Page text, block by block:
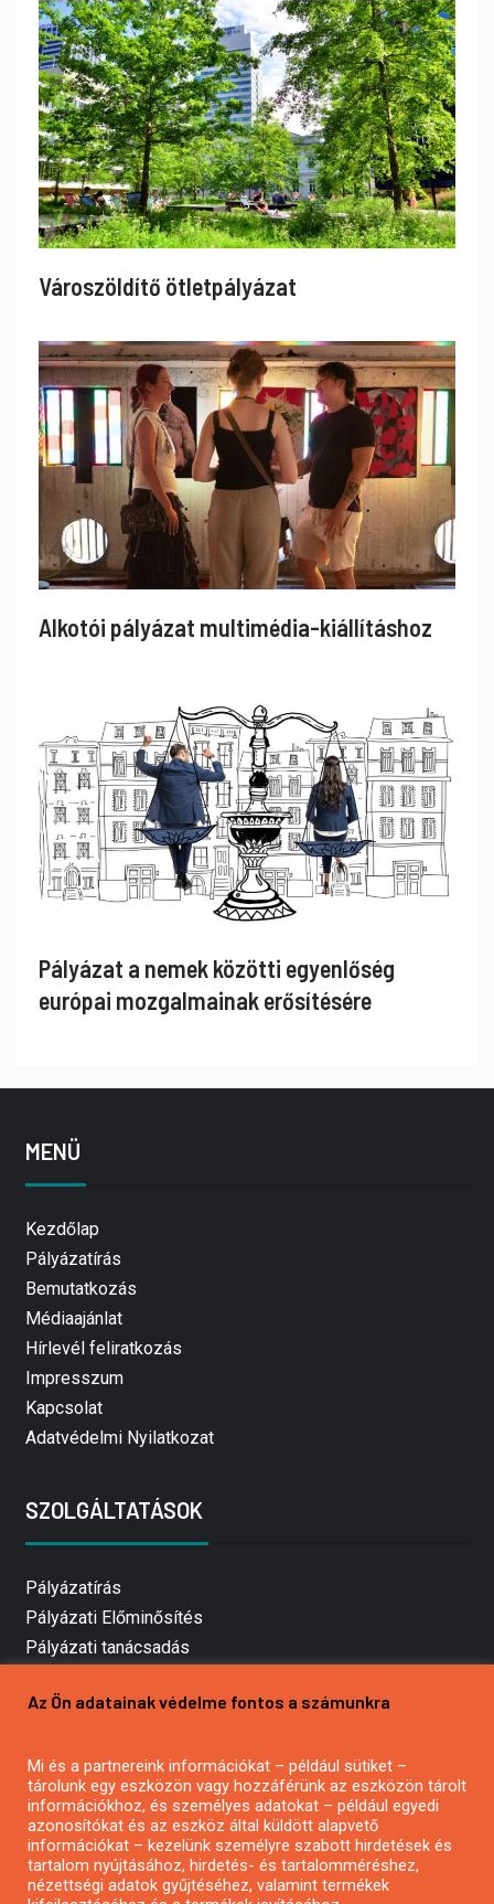
Városzöldítő ötletpályázat
Alkotói pályázat multimédia-kiállításhoz
Pályázat a nemek közötti egyenlőség
európai mozgalmainak erősítésére
MENÜ
Kezdőlap
Pályázatírás
Bemutatkozás
Médiaajánlat
Hírlevél feliratkozás
Impresszum
Kapcsolat
Adatvédelmi Nyilatkozat
SZOLGÁLTATÁSOK
Pályázatírás
Pályázati Előminősítés
Pályázati tanácsadás
Mezőgazdasági pályázatírás
Pályázatírás civil szervezeteknek
Pályázatírás önkormányzatoknak
Pályázatfigyelés
Specifikus pályázatfigyelés vagy hírlevél
Az Ön adatainak védelme fontos a számunkra
Mi és a partnereink információkat – például sütiket –
tárolunk egy eszközön vagy hozzáférünk az eszközön tárolt
információkhoz, és személyes adatokat – például egyedi
azonosítókat és az eszköz által küldött alapvető
információkat – kezelünk személyre szabott hirdetések és
tartalom nyújtásához, hirdetés- és tartalomméréshez,
nézettségi adatok gyűjtéséhez, valamint termékek